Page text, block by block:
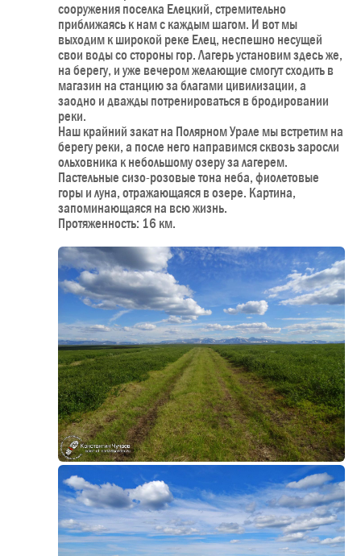
сооружения поселка Елецкий, стремительно
приближаясь к нам с каждым шагом. И вот мы
выходим к широкой реке Елец, неспешно несущей
свои воды со стороны гор. Лагерь установим здесь же,
на берегу, и уже вечером желающие смогут сходить в
магазин на станцию за благами цивилизации, а
заодно и дважды потренироваться в бродировании
реки.
Наш крайний закат на Полярном Урале мы встретим на
берегу реки, а после него направимся сквозь заросли
ольховника к небольшому озеру за лагерем.
Пастельные сизо-розовые тона неба, фиолетовые
горы и луна, отражающаяся в озере. Картина,
запоминающаяся на всю жизнь.
Протяженность: 16 км.